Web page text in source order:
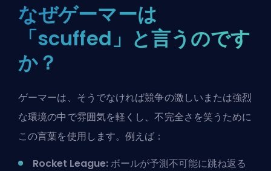
なぜゲーマーは
「scuffed」と言うのです
か？
ゲーマーは、そうでなければ競争の激しいまたは強烈
な環境の中で雰囲気を軽くし、不完全さを笑うために
この言葉を使用します。例えば：
Rocket League: ボールが予測不可能に跳ね返る